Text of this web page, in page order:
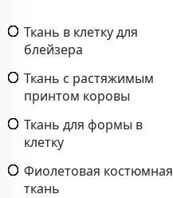
Ткань в клетку для
блейзера
Ткань с растяжимым
принтом коровы
Ткань для формы в
клетку
Фиолетовая костюмная
ткань